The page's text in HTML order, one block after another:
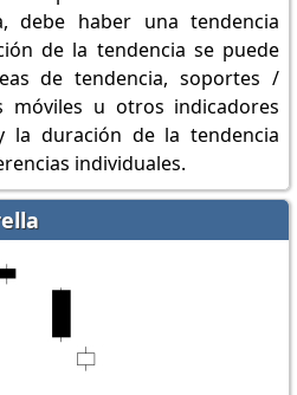
debe haber una tendencia
de la tendencia se puede
de tendencia, soportes /
móviles u otros indicadores
la duración de la tendencia
individuales.